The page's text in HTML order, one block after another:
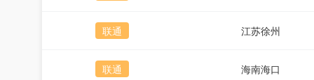
联通 江苏徐州
联通 海南海口